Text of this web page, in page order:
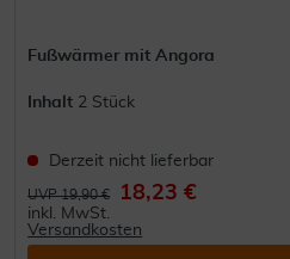
Fußwärmer mit Angora
Inhalt 2 Stück
Derzeit nicht lieferbar
UVP 19,90 € 18,23 €
inkl. MwSt.
Versandkosten